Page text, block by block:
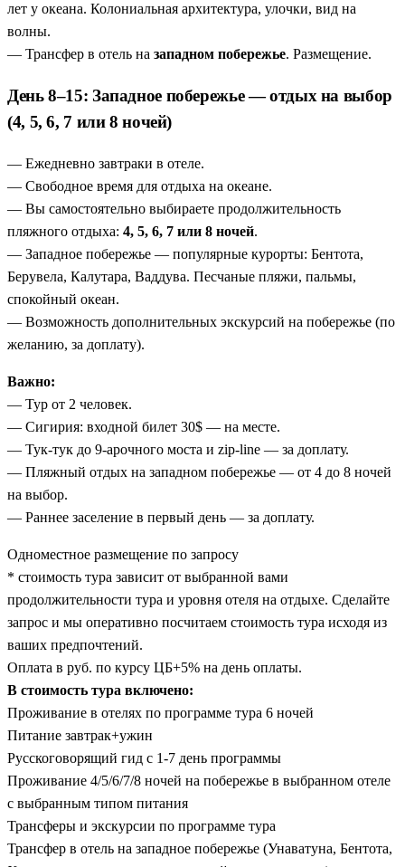
лет у океана. Колониальная архитектура, улочки, вид на
волны.
— Трансфер в отель на западном побережье. Размещение.
День 8–15: Западное побережье — отдых на выбор
(4, 5, 6, 7 или 8 ночей)
— Ежедневно завтраки в отеле.
— Свободное время для отдыха на океане.
— Вы самостоятельно выбираете продолжительность
пляжного отдыха: 4, 5, 6, 7 или 8 ночей.
— Западное побережье — популярные курорты: Бентота,
Берувела, Калутара, Ваддува. Песчаные пляжи, пальмы,
спокойный океан.
— Возможность дополнительных экскурсий на побережье (по
желанию, за доплату).
Важно:
— Тур от 2 человек.
— Сигирия: входной билет 30$ — на месте.
— Тук-тук до 9-арочного моста и zip-line — за доплату.
— Пляжный отдых на западном побережье — от 4 до 8 ночей
на выбор.
— Раннее заселение в первый день — за доплату.
Одноместное размещение по запросу
* стоимость тура зависит от выбранной вами
продолжительности тура и уровня отеля на отдыхе. Сделайте
запрос и мы оперативно посчитаем стоимость тура исходя из
ваших предпочтений.
Оплата в руб. по курсу ЦБ+5% на день оплаты.
В стоимость тура включено:
Проживание в отелях по программе тура 6 ночей
Питание завтрак+ужин
Русскоговорящий гид с 1-7 день программы
Проживание 4/5/6/7/8 ночей на побережье в выбранном отеле
с выбранным типом питания
Трансферы и экскурсии по программе тура
Трансфер в отель на западное побережье (Унаватуна, Бентота,